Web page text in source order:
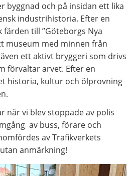
byggnad och på insidan ett lika
industrihistoria. Efter en
till ”Göteborgs Nya
museum med minnen från
ett aktivt bryggeri som drivs
förvaltar arvet. Efter en
historia, kultur och ölprovning
när vi blev stoppade av polis
av buss, förare och
av Trafikverkets
anmärkning!